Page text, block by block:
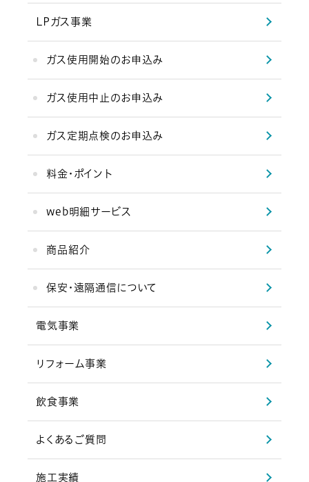
LPガス事業
ガス使用開始のお申込み
ガス使用中止のお申込み
ガス定期点検のお申込み
料金・ポイント
web明細サービス
商品紹介
保安・遠隔通信について
電気事業
リフォーム事業
飲食事業
よくあるご質問
施工実績